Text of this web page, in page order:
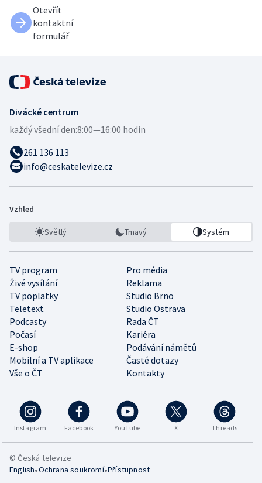
Otevřít
kontaktní
formulář
Divácké centrum
každý všední den:8:00—16:00 hodin
261 136 113
info@ceskatelevize.cz
Vzhled
Světlý Tmavý Systém
TV program
Pro média
Živé vysílání
Reklama
TV poplatky
Studio Brno
Teletext
Studio Ostrava
Podcasty
Rada ČT
Počasí
Kariéra
E-shop
Podávání námětů
Mobilní a TV aplikace
Časté dotazy
Vše o ČT
Kontakty
Instagram Facebook YouTube X Threads
© Česká televize
English•Ochrana soukromí•Přístupnost